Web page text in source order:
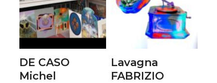
DE CASO
Michel
Lavagna
FABRIZIO